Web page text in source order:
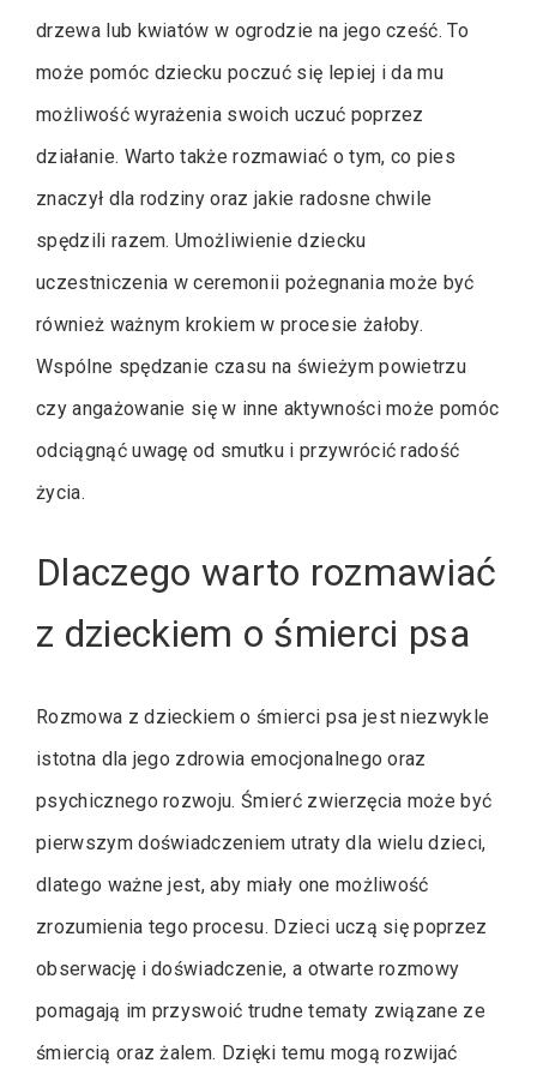
drzewa lub kwiatów w ogrodzie na jego cześć. To
może pomóc dziecku poczuć się lepiej i da mu
możliwość wyrażenia swoich uczuć poprzez
działanie. Warto także rozmawiać o tym, co pies
znaczył dla rodziny oraz jakie radosne chwile
spędzili razem. Umożliwienie dziecku
uczestniczenia w ceremonii pożegnania może być
również ważnym krokiem w procesie żałoby.
Wspólne spędzanie czasu na świeżym powietrzu
czy angażowanie się w inne aktywności może pomóc
odciągnąć uwagę od smutku i przywrócić radość
życia.
Dlaczego warto rozmawiać
z dzieckiem o śmierci psa
Rozmowa z dzieckiem o śmierci psa jest niezwykle
istotna dla jego zdrowia emocjonalnego oraz
psychicznego rozwoju. Śmierć zwierzęcia może być
pierwszym doświadczeniem utraty dla wielu dzieci,
dlatego ważne jest, aby miały one możliwość
zrozumienia tego procesu. Dzieci uczą się poprzez
obserwację i doświadczenie, a otwarte rozmowy
pomagają im przyswoić trudne tematy związane ze
śmiercią oraz żalem. Dzięki temu mogą rozwijać